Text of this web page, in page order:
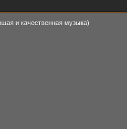
и качественная музыка)